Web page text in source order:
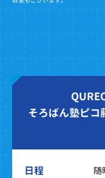
そろばん塾ピコ
日程 随